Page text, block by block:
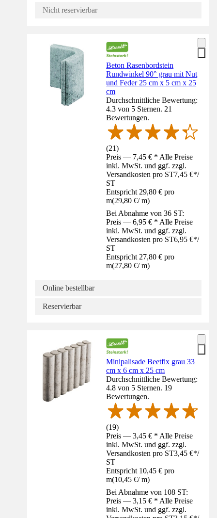
Nicht reservierbar
Beton Rasenbordstein
Rundwinkel 90° grau mit Nut
und Feder 25 cm x 5 cm x 25
cm
Durchschnittliche Bewertung:
4.3 von 5 Sternen. 21
Bewertungen.
(21)
Preis — 7,45 € * Alle Preise
inkl. MwSt. und ggf. zzgl.
Versandkosten pro ST7,45 €*/
ST
Entspricht 29,80 € pro
m(29,80 €/ m)
Bei Abnahme von 36 ST:
Preis — 6,95 € * Alle Preise
inkl. MwSt. und ggf. zzgl.
Versandkosten pro ST6,95 €*/
ST
Entspricht 27,80 € pro
m(27,80 €/ m)
Online bestellbar
Reservierbar
Minipalisade Beetfix grau 33
cm x 6 cm x 25 cm
Durchschnittliche Bewertung:
4.8 von 5 Sternen. 19
Bewertungen.
(19)
Preis — 3,45 € * Alle Preise
inkl. MwSt. und ggf. zzgl.
Versandkosten pro ST3,45 €*/
ST
Entspricht 10,45 € pro
m(10,45 €/ m)
Bei Abnahme von 108 ST:
Preis — 3,15 € * Alle Preise
inkl. MwSt. und ggf. zzgl.